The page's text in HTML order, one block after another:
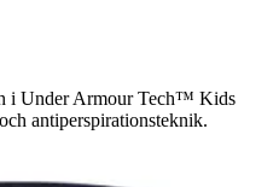
i Under Armour Tech™ Kids
antiperspirationsteknik.